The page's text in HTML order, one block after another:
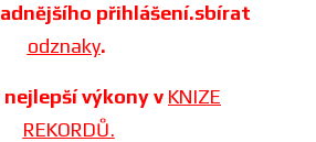
přihlášení.sbírat
odznaky.
výkony v KNIZE
REKORDŮ.